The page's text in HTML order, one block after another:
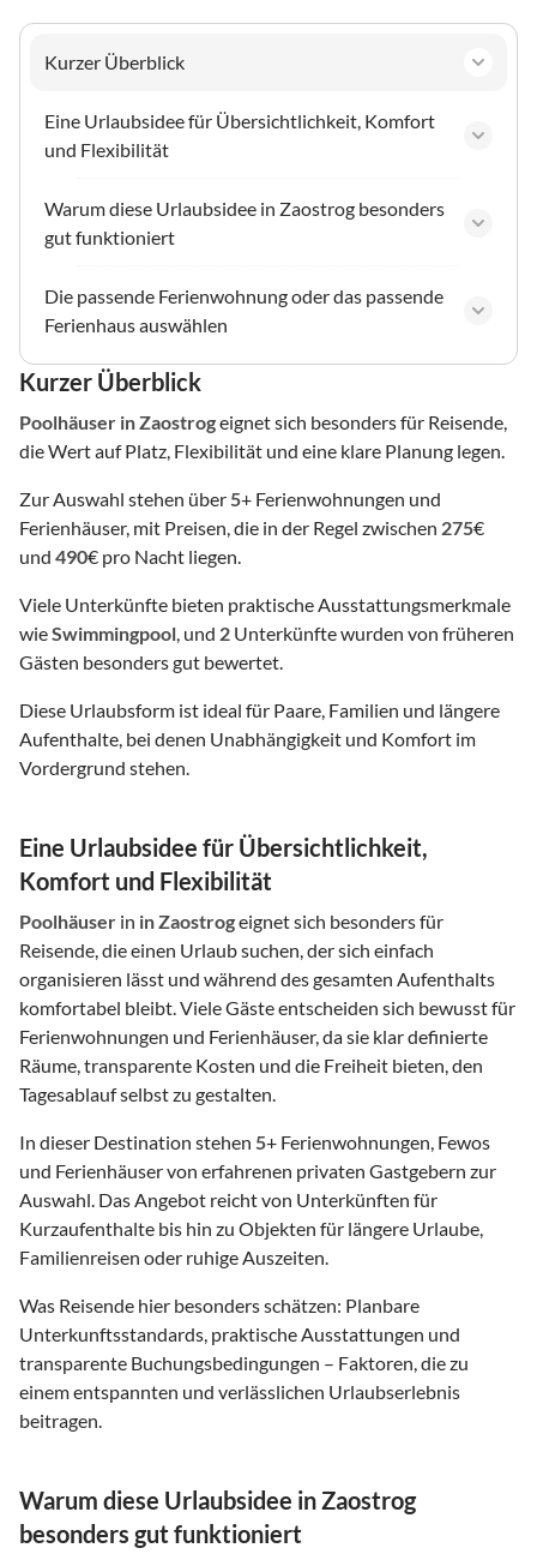
Kurzer Überblick
Eine Urlaubsidee für Übersichtlichkeit, Komfort
und Flexibilität
Warum diese Urlaubsidee in Zaostrog besonders
gut funktioniert
Die passende Ferienwohnung oder das passende
Ferienhaus auswählen
Kurzer Überblick
Poolhäuser in Zaostrogeignet sich besonders für Reisende,
die Wert auf Platz, Flexibilität und eine klare Planung legen.
Zur Auswahl stehen über5+ Ferienwohnungen und
Ferienhäuser, mit Preisen, die in der Regel zwischen 275€
und 490€ pro Nacht liegen.
Viele Unterkünfte bieten praktische Ausstattungsmerkmale
wieSwimmingpool, und 2 Unterkünfte wurden von früheren
Gästen besonders gut bewertet.
Diese Urlaubsform ist ideal für Paare, Familien und längere
Aufenthalte, bei denen Unabhängigkeit und Komfort im
Vordergrund stehen.
Eine Urlaubsidee für Übersichtlichkeit,
Komfort und Flexibilität
Poolhäuser in in Zaostrogeignet sich besonders für
Reisende, die einen Urlaub suchen, der sich einfach
organisieren lässt und während des gesamten Aufenthalts
komfortabel bleibt. Viele Gäste entscheiden sich bewusst für
Ferienwohnungen und Ferienhäuser, da sie klar definierte
Räume, transparente Kosten und die Freiheit bieten, den
Tagesablauf selbst zu gestalten.
In dieser Destination stehen 5+ Ferienwohnungen, Fewos
und Ferienhäuser von erfahrenen privaten Gastgebern zur
Auswahl. Das Angebot reicht von Unterkünften für
Kurzaufenthalte bis hin zu Objekten für längere Urlaube,
Familienreisen oder ruhige Auszeiten.
Was Reisende hier besonders schätzen: Planbare
Unterkunftsstandards, praktische Ausstattungen und
transparente Buchungsbedingungen – Faktoren, die zu
einem entspannten und verlässlichen Urlaubserlebnis
beitragen.
Warum diese Urlaubsidee in Zaostrog
besonders gut funktioniert